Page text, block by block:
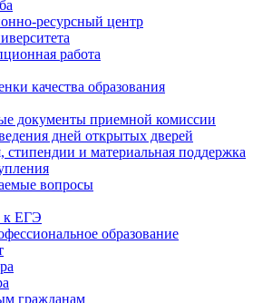
ресурсный центр
работа
качества образования
документы приемной комиссии
дней открытых дверей
и материальная поддержка
вопросы
к ЕГЭ
образование
гражданам